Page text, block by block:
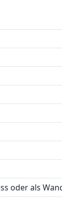
oder als